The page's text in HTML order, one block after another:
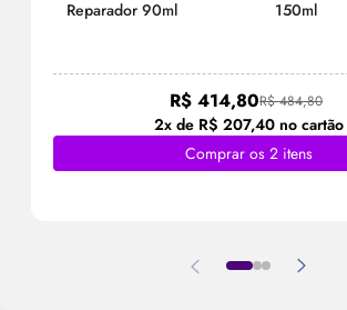
Reparador 90ml 150ml
R$ 484,80
R$ 414,80
2x de R$ 207,40 no cartão
Comprar os 2 itens